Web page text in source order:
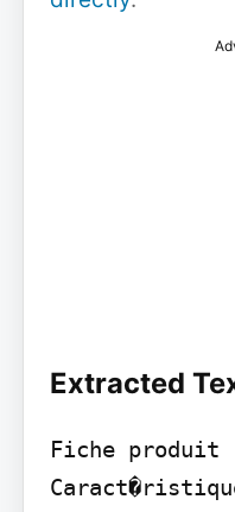
Extracted
Fiche produit